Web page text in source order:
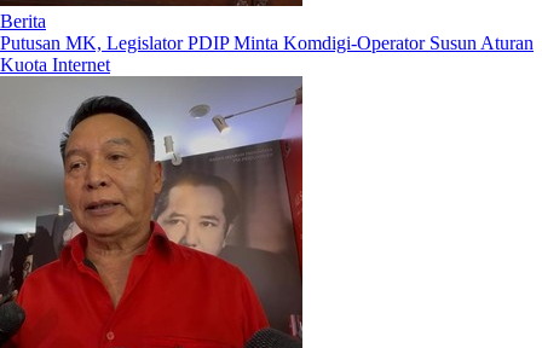
Berita
Putusan MK, Legislator PDIP Minta Komdigi-Operator Susun Aturan
Kuota Internet